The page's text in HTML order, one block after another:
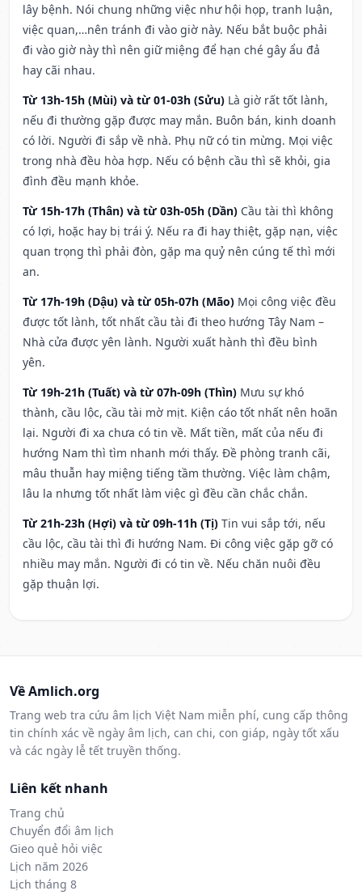
lây bệnh. Nói chung những việc như hội họp, tranh luận,
việc quan,…nên tránh đi vào giờ này. Nếu bắt buộc phải
đi vào giờ này thì nên giữ miệng để hạn ché gây ẩu đả
hay cãi nhau.
Từ 13h-15h (Mùi) và từ 01-03h (Sửu) Là giờ rất tốt lành,
nếu đi thường gặp được may mắn. Buôn bán, kinh doanh
có lời. Người đi sắp về nhà. Phụ nữ có tin mừng. Mọi việc
trong nhà đều hòa hợp. Nếu có bệnh cầu thì sẽ khỏi, gia
đình đều mạnh khỏe.
Từ 15h-17h (Thân) và từ 03h-05h (Dần) Cầu tài thì không
có lợi, hoặc hay bị trái ý. Nếu ra đi hay thiệt, gặp nạn, việc
quan trọng thì phải đòn, gặp ma quỷ nên cúng tế thì mới
an.
Từ 17h-19h (Dậu) và từ 05h-07h (Mão) Mọi công việc đều
được tốt lành, tốt nhất cầu tài đi theo hướng Tây Nam –
Nhà cửa được yên lành. Người xuất hành thì đều bình
yên.
Từ 19h-21h (Tuất) và từ 07h-09h (Thìn) Mưu sự khó
thành, cầu lộc, cầu tài mờ mịt. Kiện cáo tốt nhất nên hoãn
lại. Người đi xa chưa có tin về. Mất tiền, mất của nếu đi
hướng Nam thì tìm nhanh mới thấy. Đề phòng tranh cãi,
mâu thuẫn hay miệng tiếng tầm thường. Việc làm chậm,
lâu la nhưng tốt nhất làm việc gì đều cần chắc chắn.
Từ 21h-23h (Hợi) và từ 09h-11h (Tị) Tin vui sắp tới, nếu
cầu lộc, cầu tài thì đi hướng Nam. Đi công việc gặp gỡ có
nhiều may mắn. Người đi có tin về. Nếu chăn nuôi đều
gặp thuận lợi.
Về Amlich.org
Trang web tra cứu âm lịch Việt Nam miễn phí, cung cấp thông
tin chính xác về ngày âm lịch, can chi, con giáp, ngày tốt xấu
và các ngày lễ tết truyền thống.
Liên kết nhanh
Trang chủ
Chuyển đổi âm lịch
Gieo quẻ hỏi việc
Lịch năm 2026
Lịch tháng 8